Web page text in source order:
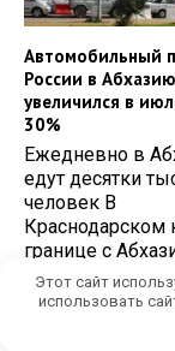
Автомобильный
России в Абхазию
увеличился в
30%
Ежедневно в
едут десятки
человек В
Краснодарском
границе с
многосторонний
автомобильный
Этот сайт
использовать